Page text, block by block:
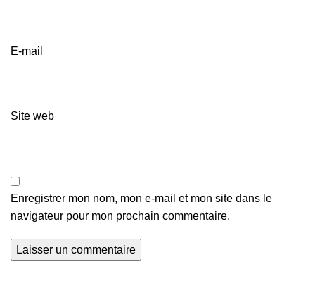
E-mail
Site web
Enregistrer mon nom, mon e-mail et mon site dans le
navigateur pour mon prochain commentaire.